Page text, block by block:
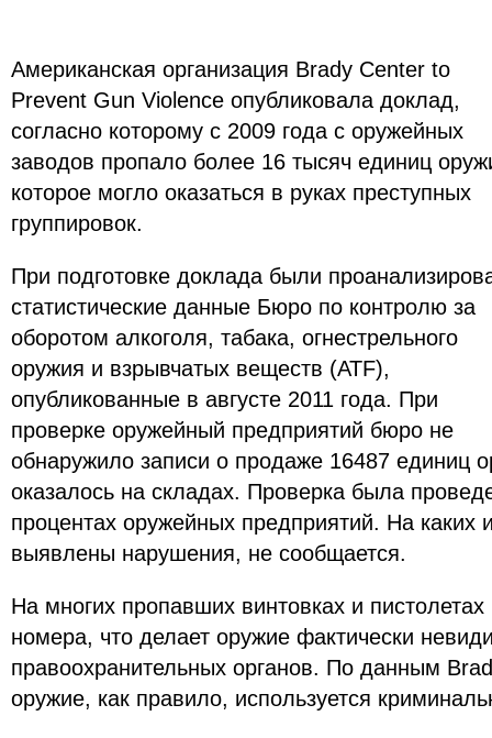
Американская организация Brady Center to
Prevent Gun Violence опубликовала доклад,
согласно которому с 2009 года с оружейных
заводов пропало более 16 тысяч единиц
которое могло оказаться в руках преступных
группировок.
При подготовке доклада были
статистические данные Бюро по контролю за
оборотом алкоголя, табака, огнестрельного
оружия и взрывчатых веществ (ATF),
опубликованные в августе 2011 года. При
проверке оружейный предприятий бюро не
обнаружило записи о продаже 16487 единиц
оказалось на складах. Проверка была
процентах оружейных предприятий. На каких
выявлены нарушения, не сообщается.
На многих пропавших винтовках и
номера, что делает оружие фактически
правоохранительных органов. По данным
оружие, как правило, используется